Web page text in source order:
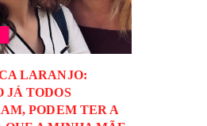
LARANJO:
JÁ TODOS
PODEM TER A